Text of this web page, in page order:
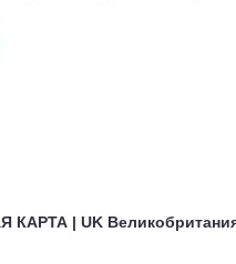
КАРТА | UK